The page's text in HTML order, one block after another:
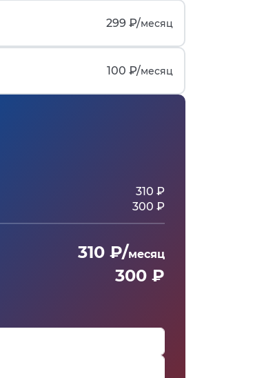
299 ₽/месяц
100 ₽/месяц
310 ₽
300 ₽
310 ₽/месяц
300 ₽